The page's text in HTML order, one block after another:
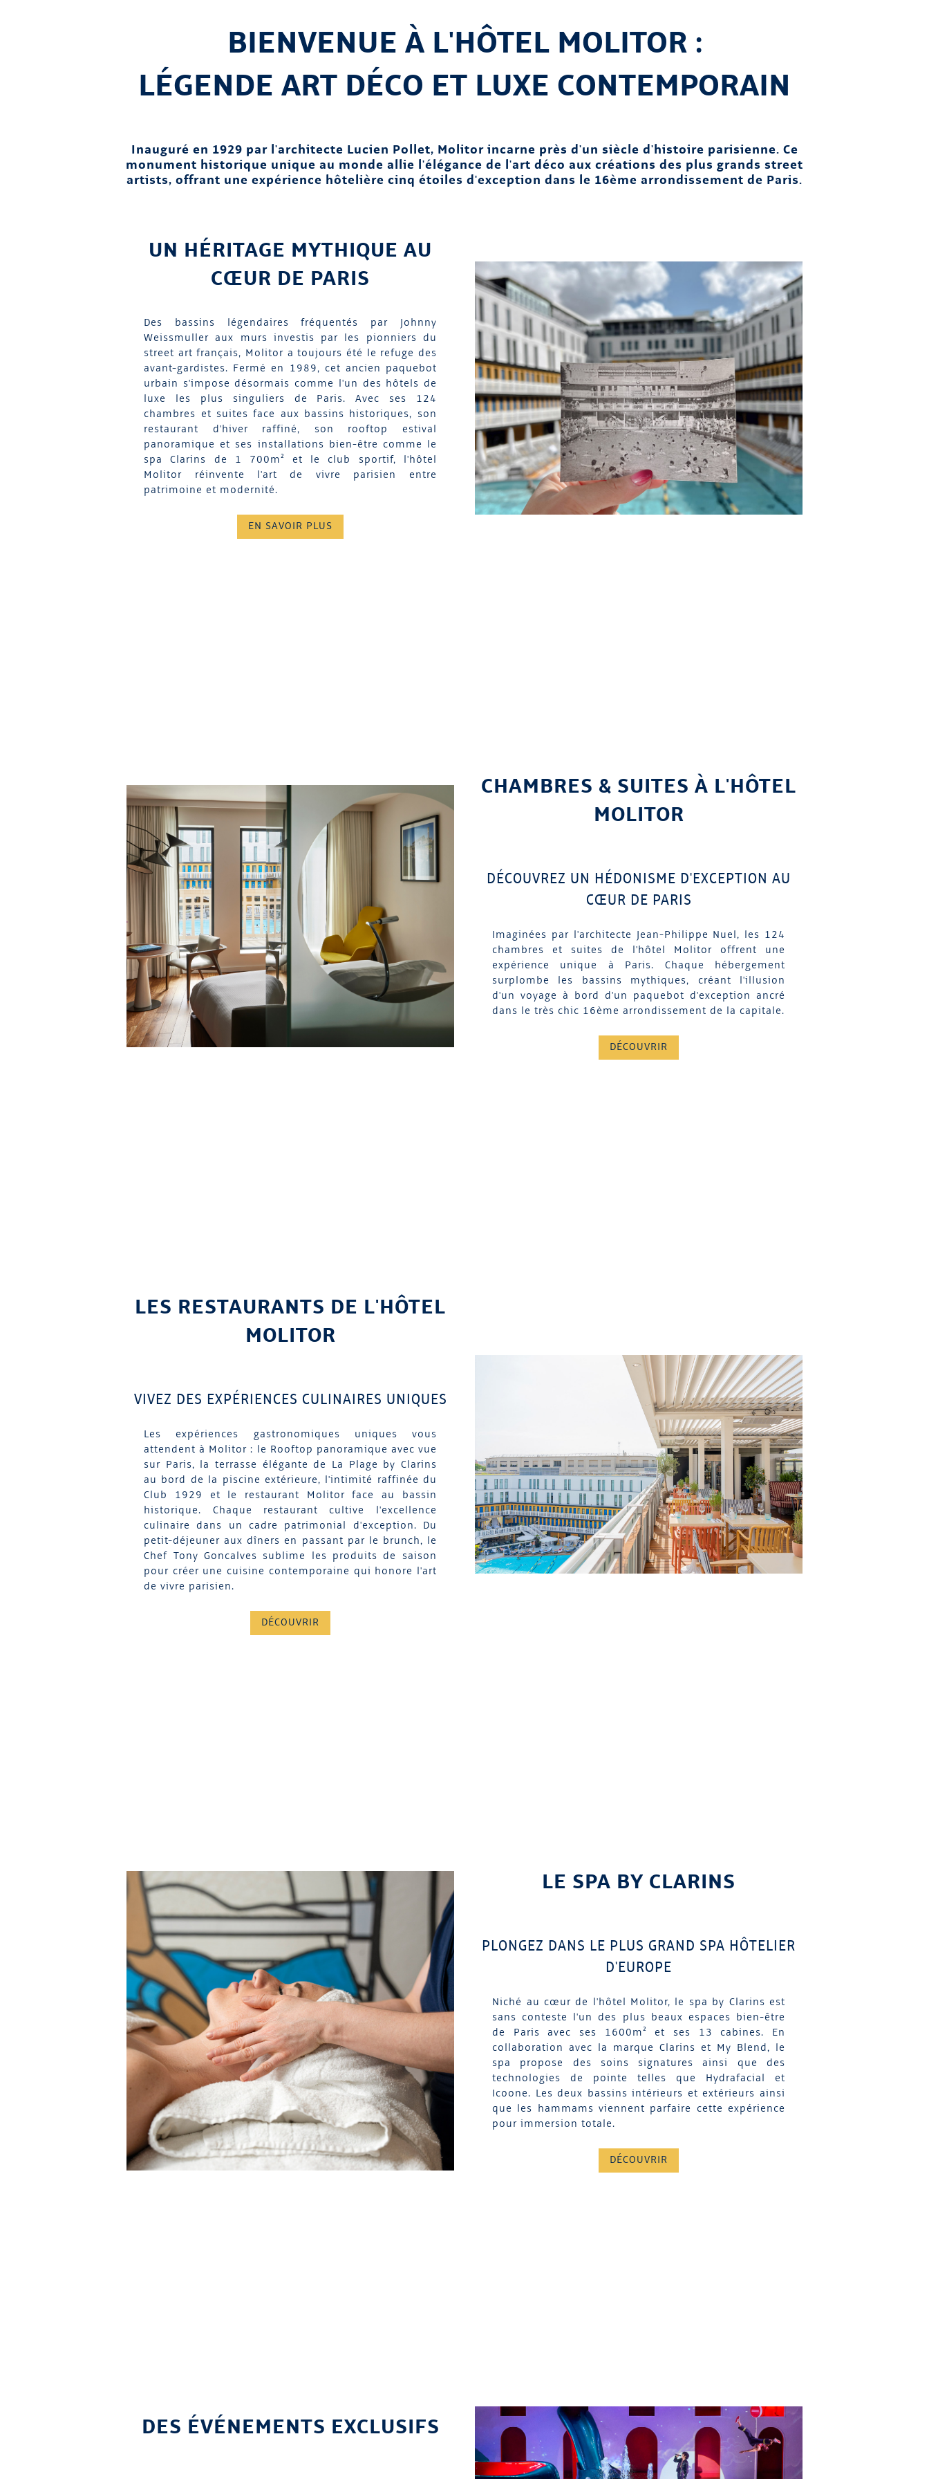
BIENVENUE À L'HÔTEL MOLITOR :
LÉGENDE ART DÉCO ET LUXE CONTEMPORAIN
Inauguré en 1929 par l'architecte Lucien Pollet, Molitor incarne près d'un siècle d'histoire parisienne. Ce
monument historique unique au monde allie l'élégance de l'art déco aux créations des plus grands street
artists, offrant une expérience hôtelière cinq étoiles d'exception dans le 16ème arrondissement de Paris.
UN HÉRITAGE MYTHIQUE AU
CŒUR DE PARIS
Des bassins légendaires fréquentés par Johnny
Weissmuller aux murs investis par les pionniers du
street art français, Molitor a toujours été le refuge des
avant-gardistes. Fermé en 1989, cet ancien paquebot
urbain s'impose désormais comme l'un des hôtels de
luxe les plus singuliers de Paris. Avec ses 124
chambres et suites face aux bassins historiques, son
restaurant d'hiver raffiné, son rooftop estival
panoramique et ses installations bien-être comme le
spa Clarins de 1 700m² et le club sportif, l'hôtel
Molitor réinvente l'art de vivre parisien entre
patrimoine et modernité.
EN SAVOIR PLUS
CHAMBRES & SUITES À L'HÔTEL
MOLITOR
DÉCOUVREZ UN HÉDONISME D'EXCEPTION AU
CŒUR DE PARIS
Imaginées par l'architecte Jean-Philippe Nuel, les 124
chambres et suites de l'hôtel Molitor offrent une
expérience unique à Paris. Chaque hébergement
surplombe les bassins mythiques, créant l'illusion
d'un voyage à bord d'un paquebot d'exception ancré
dans le très chic 16ème arrondissement de la capitale.
DÉCOUVRIR
LES RESTAURANTS DE L'HÔTEL
MOLITOR
VIVEZ DES EXPÉRIENCES CULINAIRES UNIQUES
Les expériences gastronomiques uniques vous
attendent à Molitor : le Rooftop panoramique avec vue
sur Paris, la terrasse élégante de La Plage by Clarins
au bord de la piscine extérieure, l'intimité raffinée du
Club 1929 et le restaurant Molitor face au bassin
historique. Chaque restaurant cultive l'excellence
culinaire dans un cadre patrimonial d'exception. Du
petit-déjeuner aux dîners en passant par le brunch, le
Chef Tony Goncalves sublime les produits de saison
pour créer une cuisine contemporaine qui honore l'art
de vivre parisien.
DÉCOUVRIR
LE SPA BY CLARINS
PLONGEZ DANS LE PLUS GRAND SPA HÔTELIER
D'EUROPE
Niché au cœur de l'hôtel Molitor, le spa by Clarins est
sans conteste l'un des plus beaux espaces bien-être
de Paris avec ses 1600m² et ses 13 cabines. En
collaboration avec la marque Clarins et My Blend, le
spa propose des soins signatures ainsi que des
technologies de pointe telles que Hydrafacial et
Icoone. Les deux bassins intérieurs et extérieurs ainsi
que les hammams viennent parfaire cette expérience
pour immersion totale.
DÉCOUVRIR
DES ÉVÉNEMENTS EXCLUSIFS